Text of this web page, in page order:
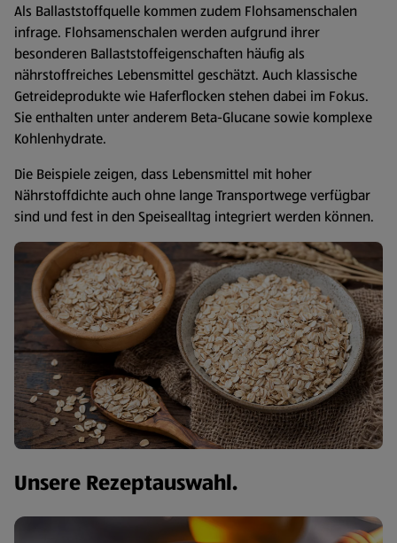
Als Ballaststoffquelle kommen zudem Flohsamenschalen
infrage. Flohsamenschalen werden aufgrund ihrer
besonderen Ballaststoffeigenschaften häufig als
nährstoffreiches Lebensmittel geschätzt. Auch klassische
Getreideprodukte wie Haferflocken stehen dabei im Fokus.
Sie enthalten unter anderem Beta-Glucane sowie komplexe
Kohlenhydrate.
Die Beispiele zeigen, dass Lebensmittel mit hoher
Nährstoffdichte auch ohne lange Transportwege verfügbar
sind und fest in den Speisealltag integriert werden können.
Unsere Rezeptauswahl.